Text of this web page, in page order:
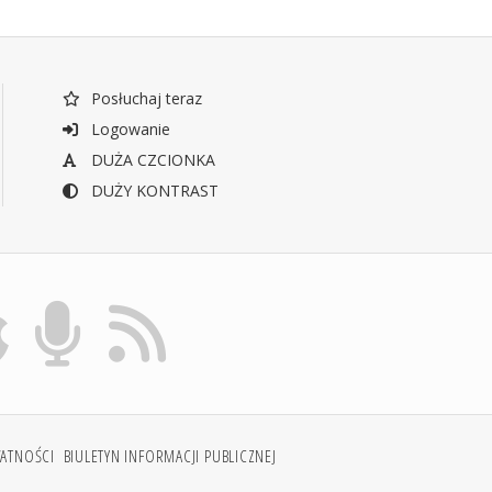
Posłuchaj teraz
Logowanie
DUŻA CZCIONKA
DUŻY KONTRAST
BIULETYN INFORMACJI PUBLICZNEJ